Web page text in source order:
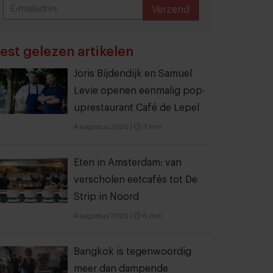
Verzend
gelezen artikelen
Joris Bijdendijk en Samuel
Levie openen eenmalig pop-
uprestaurant Café de Lepel
4 augustus 2026 3 min
Eten in Amsterdam: van
verscholen eetcafés tot De
Strip in Noord
4 augustus 2026 6 min
Bangkok is tegenwoordig
meer dan dampende